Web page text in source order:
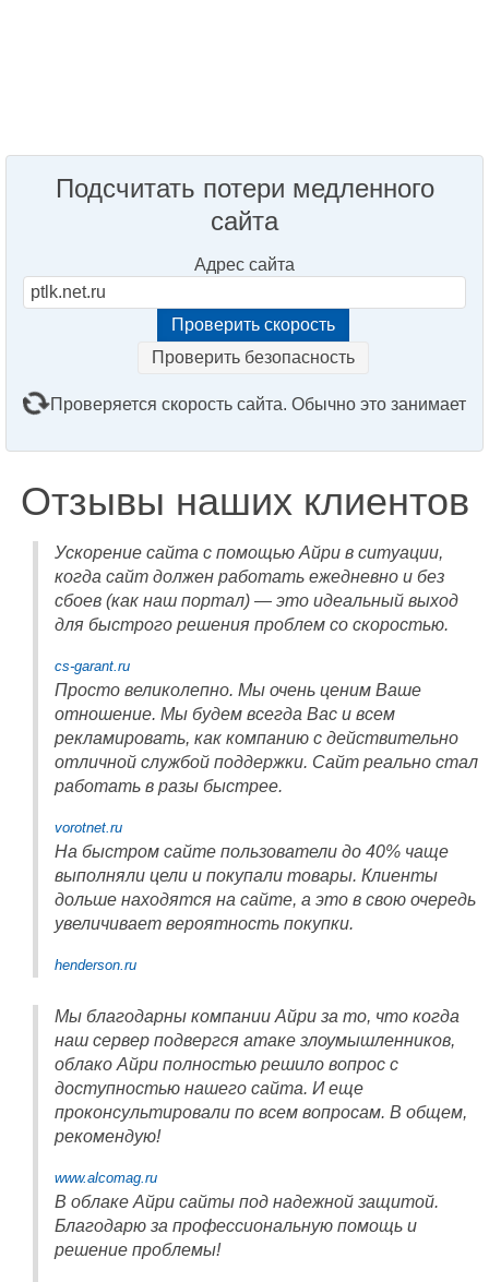
Подсчитать потери медленного
сайта
Адрес сайта
Проверить безопасность
Проверяется скорость сайта. Обычно это занимает
Отзывы наших клиентов
Ускорение сайта с помощью Айри в ситуации,
когда сайт должен работать ежедневно и без
сбоев (как наш портал) — это идеальный выход
для быстрого решения проблем со скоростью.
cs-garant.ru
Просто великолепно. Мы очень ценим Ваше
отношение. Мы будем всегда Вас и всем
рекламировать, как компанию с действительно
отличной службой поддержки. Сайт реально стал
работать в разы быстрее.
vorotnet.ru
На быстром сайте пользователи до 40% чаще
выполняли цели и покупали товары. Клиенты
дольше находятся на сайте, а это в свою очередь
увеличивает вероятность покупки.
henderson.ru
Мы благодарны компании Айри за то, что когда
наш сервер подвергся атаке злоумышленников,
облако Айри полностью решило вопрос с
доступностью нашего сайта. И еще
проконсультировали по всем вопросам. В общем,
рекомендую!
www.alcomag.ru
В облаке Айри сайты под надежной защитой.
Благодарю за профессиональную помощь и
решение проблемы!